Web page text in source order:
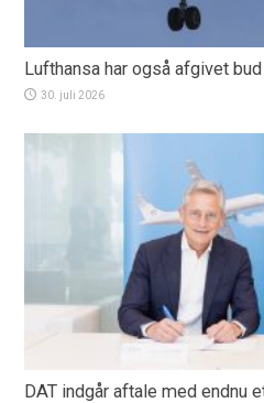
Lufthansa har også afgivet
30. juli 2026
DAT indgår aftale med endnu